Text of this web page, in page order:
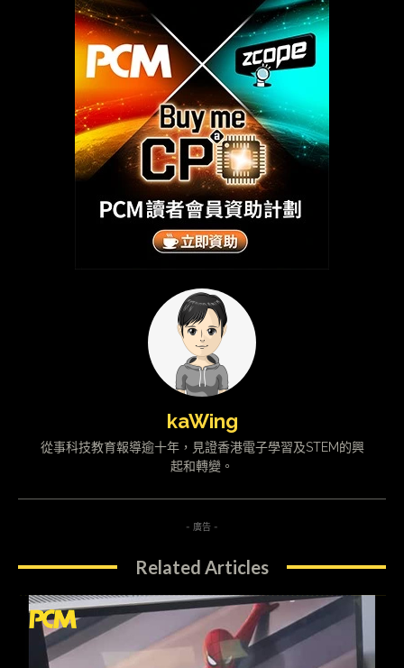
kaWing
從事科技教育報導逾十年，見證香港電子學習及STEM的興
起和轉變。
- 廣告 -
Related Articles